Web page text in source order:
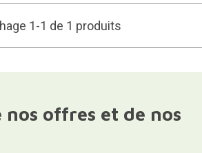
1-1 de 1 produits
offres et de nos